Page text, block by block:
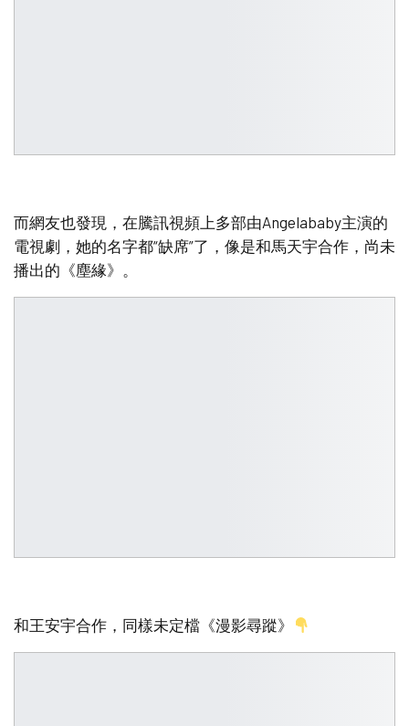
而網友也發現，在騰訊視頻上多部由Angelababy主演的
電視劇，她的名字都“缺席”了，像是和馬天宇合作，尚未
播出的《塵緣》。
和王安宇合作，同樣未定檔《漫影尋蹤》